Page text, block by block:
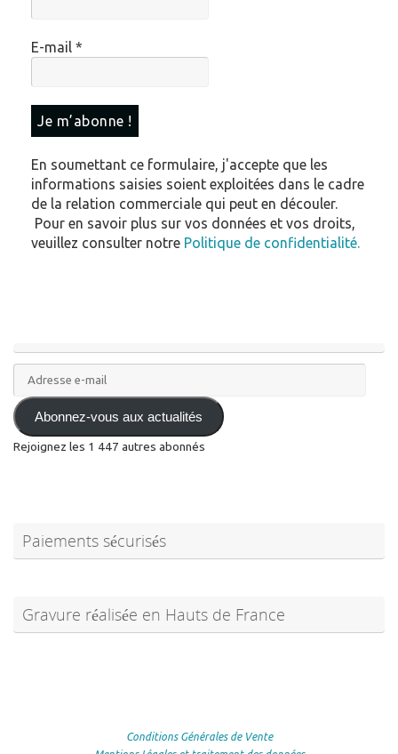
E-mail *
En soumettant ce formulaire, j'accepte que les
informations saisies soient exploitées dans le cadre
de la relation commerciale qui peut en découler.
Pour en savoir plus sur vos données et vos droits,
veuillez consulter notre Politique de confidentialité.
Adresse
e-
mail Abonnez-vous aux actualités
Rejoignez les 1 447 autres abonnés
Paiements sécurisés
Gravure réalisée en Hauts de France
Conditions Générales de Vente